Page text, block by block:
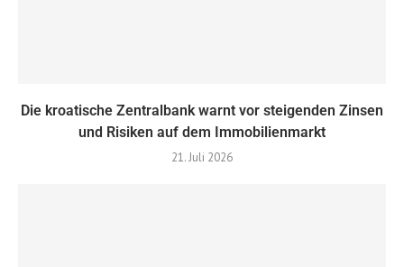
Die kroatische Zentralbank warnt vor steigenden Zinsen
und Risiken auf dem Immobilienmarkt
21. Juli 2026